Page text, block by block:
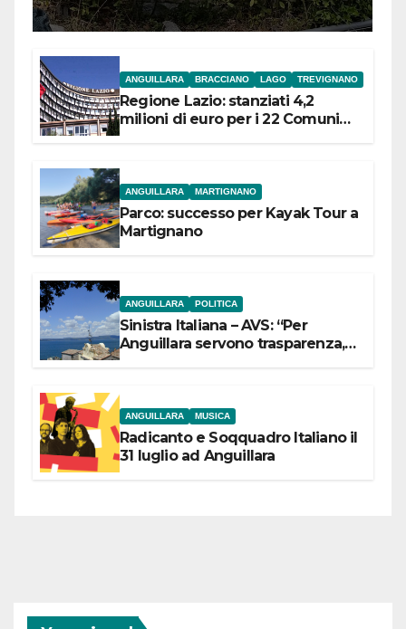
ANGUILLARA BRACCIANO LAGO TREVIGNANO
Regione Lazio: stanziati 4,2
milioni di euro per i 22 Comuni
ANGUILLARA MARTIGNANO
Parco: successo per Kayak Tour a
Martignano
ANGUILLARA POLITICA
Sinistra Italiana – AVS: “Per
Anguillara servono trasparenza,
ANGUILLARA MUSICA
Radicanto e Soqquadro Italiano il
31 luglio ad Anguillara